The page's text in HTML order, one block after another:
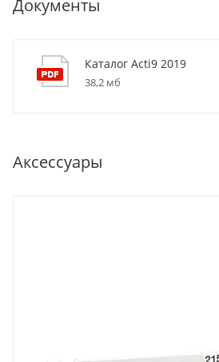
Документы
Каталог Acti9 2019
38,2 мб
Аксессуары